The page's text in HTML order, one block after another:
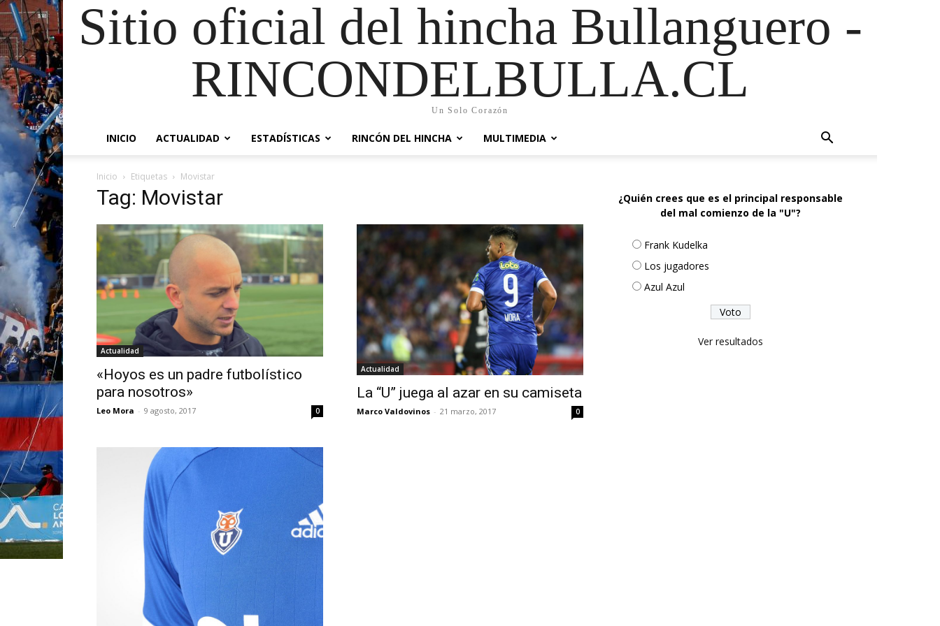
Sitio oficial del hincha Bullanguero -
RINCONDELBULLA.CL
Un Solo Corazón
INICIO ACTUALIDAD ESTADÍSTICAS RINCÓN DEL HINCHA MULTIMEDIA
Inicio Etiquetas Movistar
Tag: Movistar
Actualidad
«Hoyos es un padre futbolístico
para nosotros»
Leo Mora - 9 agosto, 2017 0
Actualidad
La “U” juega al azar en su camiseta
Marco Valdovinos - 21 marzo, 2017 0
¿Quién crees que es el principal responsable
del mal comienzo de la "U"?
Frank Kudelka
Los jugadores
Azul Azul
Ver resultados